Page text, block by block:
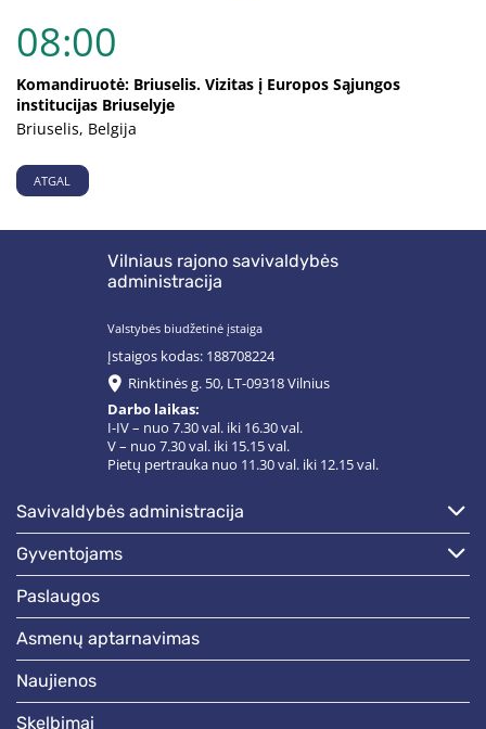
08:00
Komandiruotė: Briuselis. Vizitas į Europos Sąjungos
institucijas Briuselyje
Briuselis, Belgija
ATGAL
Vilniaus rajono savivaldybės
administracija
Valstybės biudžetinė įstaiga
Įstaigos kodas: 188708224
Rinktinės g. 50, LT-09318 Vilnius
Darbo laikas:
I-IV – nuo 7.30 val. iki 16.30 val.
V – nuo 7.30 val. iki 15.15 val.
Pietų pertrauka nuo 11.30 val. iki 12.15 val.
savivaldybės administracija
gyventojams
paslaugos
asmenų aptarnavimas
naujienos
skelbimai